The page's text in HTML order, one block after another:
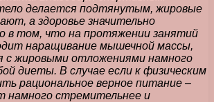
делается подтянутым, жировые
а здоровье значительно
в том, что на протяжении занятий
наращивание мышечной массы,
с жировыми отложениями намного
диеты. В случае если к физическим
рациональное верное питание –
намного стремительнее и